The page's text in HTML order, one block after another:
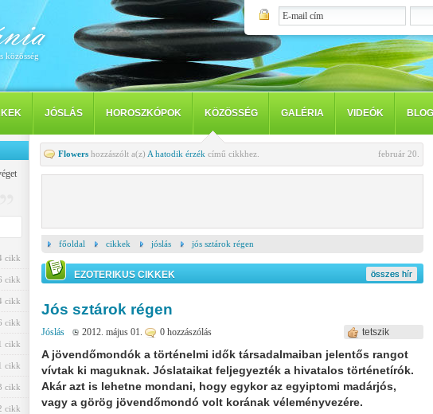
közösség
JÓSLÁS HOROSZKÓPOK KÖZÖSSÉG GALÉRIA VIDEÓK BLOG
cikk
cikk
cikk
cikk
cikk
cikk
cikk
cikk
Flowershozzászólt a(z) A hatodik érzék című cikkhez. február 20.
főoldal cikkek jóslás jós sztárok régen
EZOTERIKUS CIKKEK összes hír
Jós sztárok régen
Jóslás 2012. május 01. 0 hozzászólás tetszik
A jövendőmondók a történelmi idők társadalmaiban jelentős rangot
vívtak ki maguknak. Jóslataikat feljegyezték a hivatalos történetírók.
Akár azt is lehetne mondani, hogy egykor az egyiptomi madárjós,
vagy a görög jövendőmondó volt korának véleményvezére.